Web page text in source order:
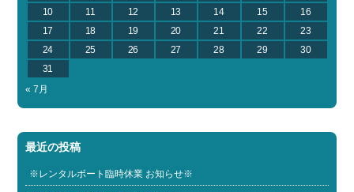
10
11 12 13 14 15
16
17
18 19 20 21 22
23
24
25 26 27 28 29
30
31
« 7月
最近の投稿
※レンタルボート臨時休業 お知らせ※